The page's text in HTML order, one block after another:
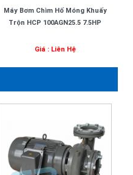
Máy Bơm Chìm Hố Móng Khuấy
Trộn HCP 100AGN25.5 7.5HP
Giá : Liên Hệ